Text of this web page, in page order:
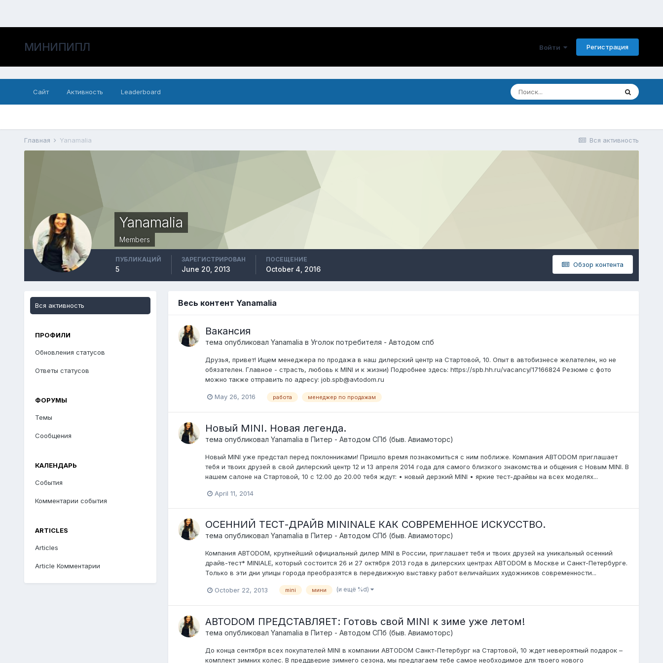
МИНИПИПЛ Войти Регистрация
Сайт Активность Leaderboard
Вся активность
Главная Yanamalia
Yanamalia
Members
Обзор контента
ПУБЛИКАЦИЙ
5
ЗАРЕГИСТРИРОВАН
June 20, 2013
ПОСЕЩЕНИЕ
October 4, 2016
Вся активность
ПРОФИЛИ
Обновления статусов
Ответы статусов
ФОРУМЫ
Темы
Сообщения
КАЛЕНДАРЬ
События
Комментарии события
ARTICLES
Articles
Article Комментарии
Весь контент Yanamalia
Вакансия
тема опубликовал Yanamalia в Уголок потребителя - Автодом спб
Друзья, привет! Ищем менеджера по продажа в наш дилерский центр на Стартовой, 10. Опыт в автобизнесе желателен, но не
обязателен. Главное - страсть, любовь к MINI и к жизни) Подробнее здесь: https://spb.hh.ru/vacancy/17166824 Резюме с фото
можно также отправить по адресу: job.spb@avtodom.ru
May 26, 2016 работа менеджер по продажам
Новый MINI. Новая легенда.
тема опубликовал Yanamalia в Питер - Автодом СПб (быв. Авиамоторс)
Новый MINI уже предстал перед поклонниками! Пришло время познакомиться с ним поближе. Компания АВТОDОМ приглашает
тебя и твоих друзей в свой дилерский центр 12 и 13 апреля 2014 года для самого близкого знакомства и общения с Новым MINI. В
нашем салоне на Стартовой, 10 с 12.00 до 20.00 тебя ждут: • новый дерзкий MINI • яркие тест-драйвы на всех моделях...
April 11, 2014
ОСЕННИЙ ТЕСТ-ДРАЙВ MININALE КАК СОВРЕМЕННОЕ ИСКУССТВО.
тема опубликовал Yanamalia в Питер - Автодом СПб (быв. Авиамоторс)
Компания АВТОDОМ, крупнейший официальный дилер MINI в России, приглашает тебя и твоих друзей на уникальный осенний
драйв-тест* MINIALE, который состоится 26 и 27 октября 2013 года в дилерских центрах АВТОDОМ в Москве и Санкт-Петербурге.
Только в эти дни улицы города преобразятся в передвижную выставку работ величайших художников современности...
October 22, 2013 mini мини (и ещё %d)
АВТОDOM ПРЕДСТАВЛЯЕТ: Готовь свой MINI к зиме уже летом!
тема опубликовал Yanamalia в Питер - Автодом СПб (быв. Авиамоторс)
До конца сентября всех покупателей MINI в компании АВТОDОМ Санкт-Петербург на Стартовой, 10 ждет невероятный подарок –
комплект зимних колес. В преддверие зимнего сезона, мы предлагаем тебе самое необходимое для твоего нового